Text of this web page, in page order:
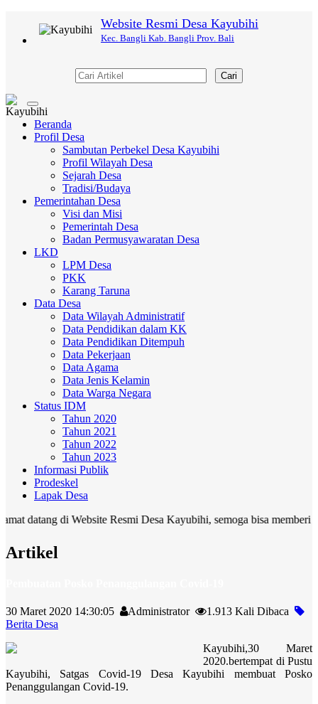
Website Resmi Desa Kayubihi
Kec. Bangli Kab. Bangli Prov. Bali
Cari
Toggle
navigation
Beranda
Profil Desa
Sambutan Perbekel Desa Kayubihi
Profil Wilayah Desa
Sejarah Desa
Tradisi/Budaya
Pemerintahan Desa
Visi dan Misi
Pemerintah Desa
Badan Permusyawaratan Desa
LKD
LPM Desa
PKK
Karang Taruna
Data Desa
Data Wilayah Administratif
Data Pendidikan dalam KK
Data Pendidikan Ditempuh
Data Pekerjaan
Data Agama
Data Jenis Kelamin
Data Warga Negara
Status IDM
Tahun 2020
Tahun 2021
Tahun 2022
Tahun 2023
Informasi Publik
Prodeskel
Lapak Desa
di Website Resmi Desa Kayubihi, semoga bisa memberi manfaat
Artikel
30 Maret 2020 14:30:05 Administrator
1.913 Kali Dibaca
Berita Desa
Kayubihi,30 Maret
2020.bertempat di Pustu
Kayubihi, Satgas Covid-19 Desa Kayubihi membuat Posko
Penanggulangan Covid-19.